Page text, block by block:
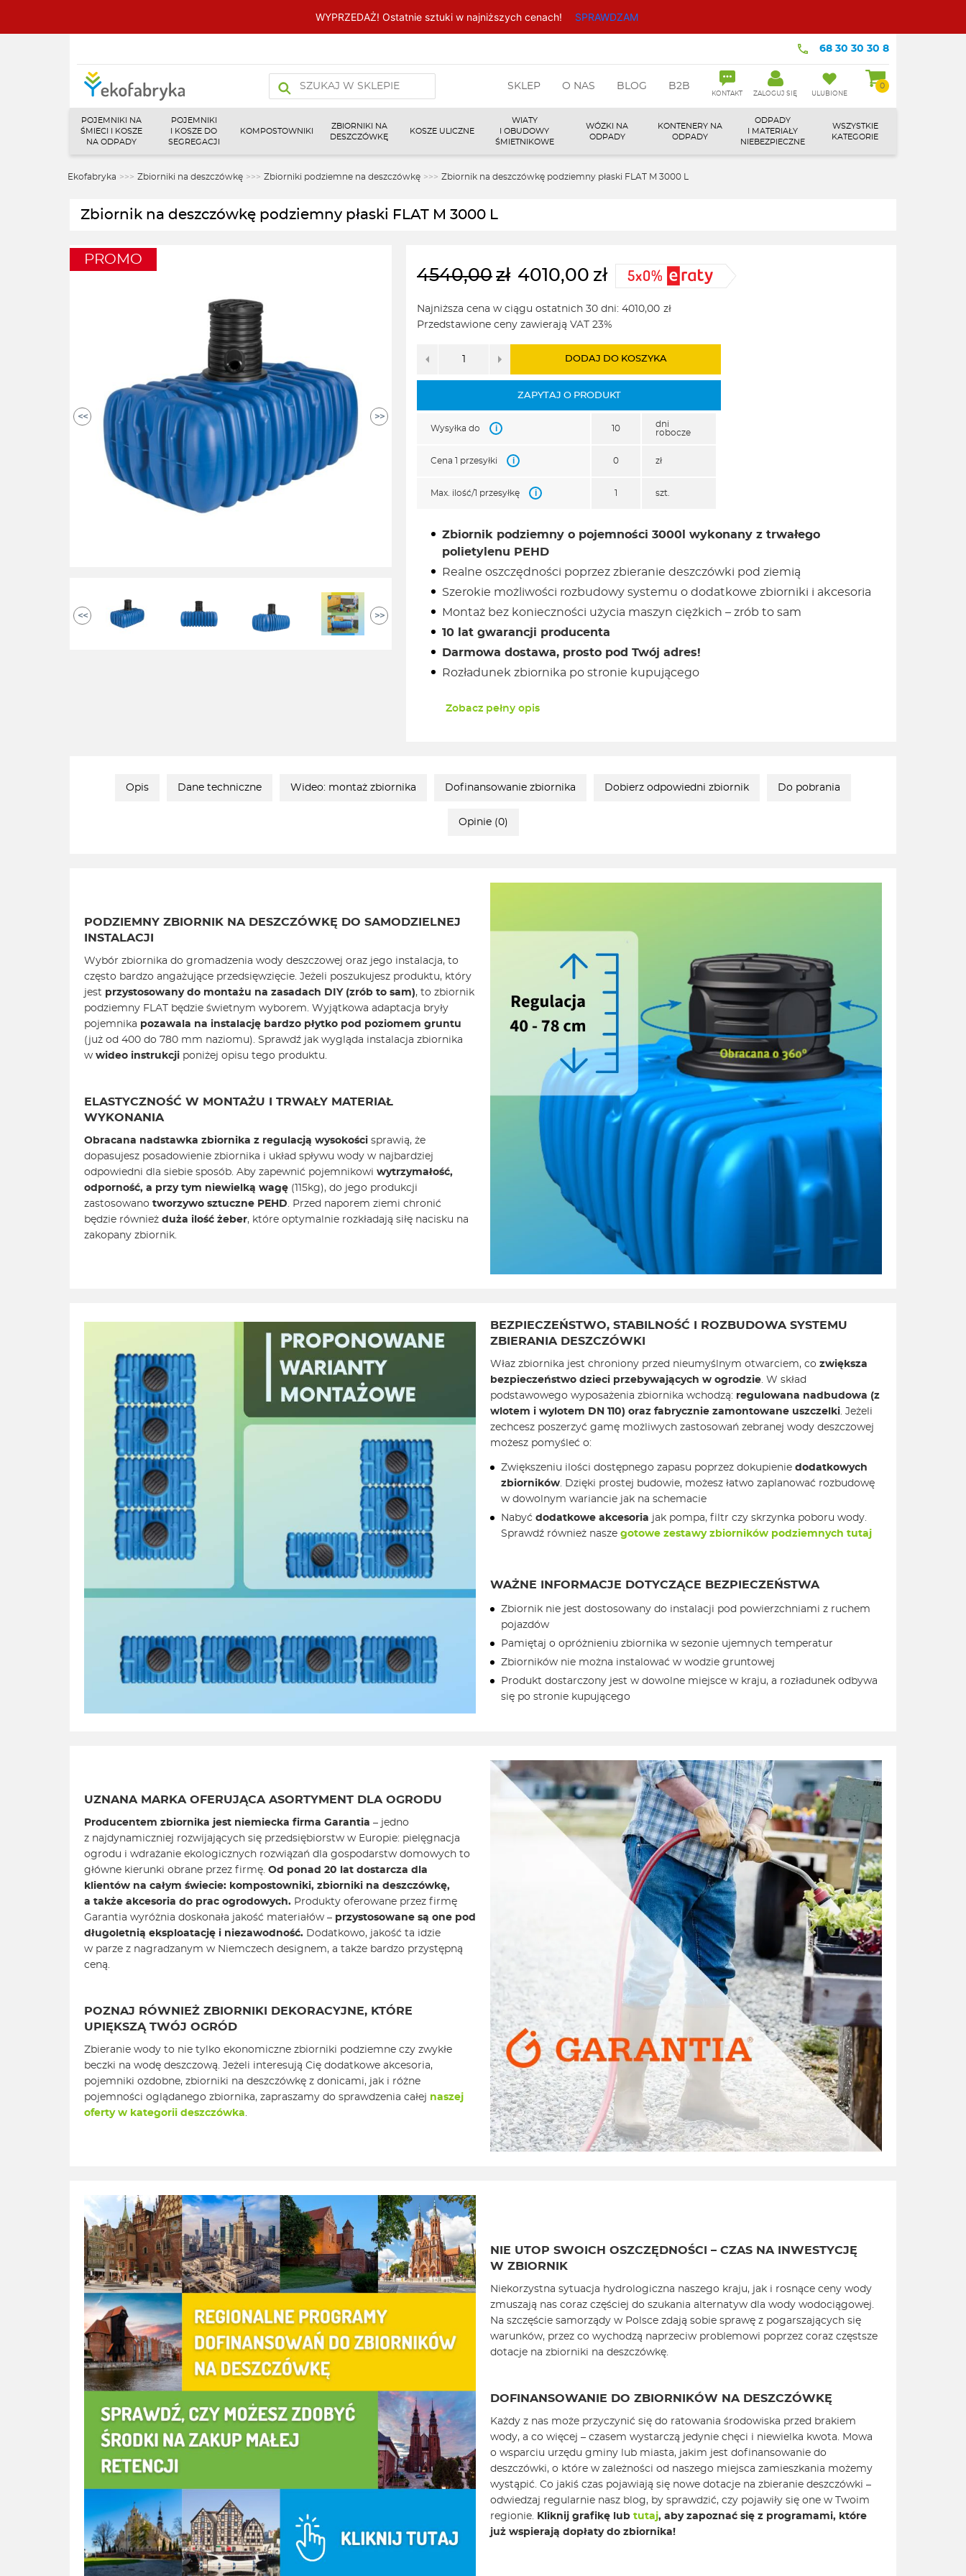
WYPRZEDAŻ! Ostatnie sztuki w najniższych cenach! SPRAWDZAM
68 30 30 30 8
produktów
SKLEP O NAS BLOG B2B
KONTAKT ZALOGUJ SIĘ ULUBIONE
0
POJEMNIKI NA
ŚMIECI I KOSZE
NA ODPADY
POJEMNIKI
I KOSZE DO
SEGREGACJI
KOMPOSTOWNIKI
ZBIORNIKI NA
DESZCZÓWKĘ
KOSZE ULICZNE
WIATY
I OBUDOWY
ŚMIETNIKOWE
WÓZKI NA
ODPADY
KONTENERY NA
ODPADY
ODPADY
I MATERIAŁY
NIEBEZPIECZNE
WSZYSTKIE
KATEGORIE
Ekofabryka >>> Zbiorniki na deszczówkę >>> Zbiorniki podziemne na deszczówkę >>> Zbiornik na deszczówkę podziemny płaski FLAT M 3000 L
Zbiornik na deszczówkę podziemny płaski FLAT M 3000 L
PROMO
<< >>
<< >>
4540,00 zł
Pierwotna
wynosiła:
4540,00zł.
4010,00 zł
Aktualna
wynosi:
4010,00zł.
Najniższa cena w ciągu ostatnich 30 dni: 4010,00 zł
Przedstawione ceny zawierają VAT 23%
DODAJ DO KOSZYKA
ZAPYTAJ O PRODUKT
Wysyłka do i 10
dni
robocze
Cena 1 przesyłki i 0 zł
Max. ilość/1 przesyłkę i szt.
Zbiornik podziemny o pojemności 3000l wykonany z trwałego
polietylenu PEHD
Realne oszczędności poprzez zbieranie deszczówki pod ziemią
Szerokie możliwości rozbudowy systemu o dodatkowe zbiorniki i akcesoria
Montaż bez konieczności użycia maszyn ciężkich – zrób to sam
10 lat gwarancji producenta
Darmowa dostawa, prosto pod Twój adres!
Rozładunek zbiornika po stronie kupującego
Zobacz pełny opis
Opis Dane techniczne Wideo: montaż zbiornika Dofinansowanie zbiornika Dobierz odpowiedni zbiornik Do pobrania
Opinie (0)
PODZIEMNY ZBIORNIK NA DESZCZÓWKĘ DO SAMODZIELNEJ
INSTALACJI
Wybór zbiornika do gromadzenia wody deszczowej oraz jego instalacja, to
często bardzo angażujące przedsięwzięcie. Jeżeli poszukujesz produktu, który
jest przystosowany do montażu na zasadach DIY (zrób to sam), to zbiornik
podziemny FLAT będzie świetnym wyborem. Wyjątkowa adaptacja bryły
pojemnika pozawala na instalację bardzo płytko pod poziomem gruntu
(już od 400 do 780 mm naziomu). Sprawdź jak wygląda instalacja zbiornika
w wideo instrukcji poniżej opisu tego produktu.
ELASTYCZNOŚĆ W MONTAŻU I TRWAŁY MATERIAŁ
WYKONANIA
Obracana nadstawka zbiornika z regulacją wysokości sprawią, że
dopasujesz posadowienie zbiornika i układ spływu wody w najbardziej
odpowiedni dla siebie sposób. Aby zapewnić pojemnikowi wytrzymałość,
odporność, a przy tym niewielką wagę (115kg), do jego produkcji
zastosowano tworzywo sztuczne PEHD. Przed naporem ziemi chronić
będzie również duża ilość żeber, które optymalnie rozkładają siłę nacisku na
zakopany zbiornik.
BEZPIECZEŃSTWO, STABILNOŚĆ I ROZBUDOWA SYSTEMU
ZBIERANIA DESZCZÓWKI
Właz zbiornika jest chroniony przed nieumyślnym otwarciem, co zwiększa
bezpieczeństwo dzieci przebywających w ogrodzie. W skład
podstawowego wyposażenia zbiornika wchodzą: regulowana nadbudowa (z
wlotem i wylotem DN 110) oraz fabrycznie zamontowane uszczelki. Jeżeli
zechcesz poszerzyć gamę możliwych zastosowań zebranej wody deszczowej
możesz pomyśleć o:
Zwiększeniu ilości dostępnego zapasu poprzez dokupienie dodatkowych
zbiorników. Dzięki prostej budowie, możesz łatwo zaplanować rozbudowę
w dowolnym wariancie jak na schemacie
Nabyć dodatkowe akcesoria jak pompa, filtr czy skrzynka poboru wody.
Sprawdź również nasze gotowe zestawy zbiorników podziemnych tutaj
WAŻNE INFORMACJE DOTYCZĄCE BEZPIECZEŃSTWA
Zbiornik nie jest dostosowany do instalacji pod powierzchniami z ruchem
pojazdów
Pamiętaj o opróżnieniu zbiornika w sezonie ujemnych temperatur
Zbiorników nie można instalować w wodzie gruntowej
Produkt dostarczony jest w dowolne miejsce w kraju, a rozładunek odbywa
się po stronie kupującego
UZNANA MARKA OFERUJĄCA ASORTYMENT DLA OGRODU
Producentem zbiornika jest niemiecka firma Garantia – jedno
z najdynamiczniej rozwijających się przedsiębiorstw w Europie: pielęgnacja
ogrodu i wdrażanie ekologicznych rozwiązań dla gospodarstw domowych to
główne kierunki obrane przez firmę. Od ponad 20 lat dostarcza dla
klientów na całym świecie: kompostowniki, zbiorniki na deszczówkę,
a także akcesoria do prac ogrodowych. Produkty oferowane przez firmę
Garantia wyróżnia doskonała jakość materiałów – przystosowane są one pod
długoletnią eksploatację i niezawodność. Dodatkowo, jakość ta idzie
w parze z nagradzanym w Niemczech designem, a także bardzo przystępną
ceną.
POZNAJ RÓWNIEŻ ZBIORNIKI DEKORACYJNE, KTÓRE
UPIĘKSZĄ TWÓJ OGRÓD
Zbieranie wody to nie tylko ekonomiczne zbiorniki podziemne czy zwykłe
beczki na wodę deszczową. Jeżeli interesują Cię dodatkowe akcesoria,
pojemniki ozdobne, zbiorniki na deszczówkę z donicami, jak i różne
pojemności oglądanego zbiornika, zapraszamy do sprawdzenia całej naszej
oferty w kategorii deszczówka.
NIE UTOP SWOICH OSZCZĘDNOŚCI – CZAS NA INWESTYCJĘ
W ZBIORNIK
Niekorzystna sytuacja hydrologiczna naszego kraju, jak i rosnące ceny wody
zmuszają nas coraz częściej do szukania alternatyw dla wody wodociągowej.
Na szczęście samorządy w Polsce zdają sobie sprawę z pogarszających się
warunków, przez co wychodzą naprzeciw problemowi poprzez coraz częstsze
dotacje na zbiorniki na deszczówkę.
DOFINANSOWANIE DO ZBIORNIKÓW NA DESZCZÓWKĘ
Każdy z nas może przyczynić się do ratowania środowiska przed brakiem
wody, a co więcej – czasem wystarczą jedynie chęci i niewielka kwota. Mowa
o wsparciu urzędu gminy lub miasta, jakim jest dofinansowanie do
deszczówki, o które w zależności od naszego miejsca zamieszkania możemy
wystąpić. Co jakiś czas pojawiają się nowe dotacje na zbieranie deszczówki –
odwiedzaj regularnie nasz blog, by sprawdzić, czy pojawiły się one w Twoim
regionie. Kliknij grafikę lub tutaj, aby zapoznać się z programami, które
już wspierają dopłaty do zbiornika!